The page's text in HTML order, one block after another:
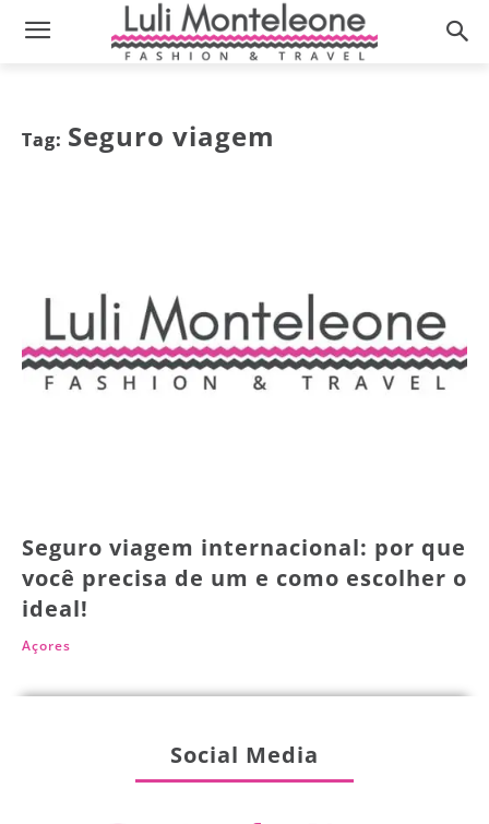
Tag: Seguro viagem
Seguro viagem internacional: por que
você precisa de um e como escolher o
ideal!
Açores
Social Media